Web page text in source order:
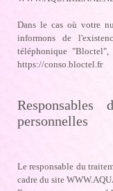
Dans le cas où votre
informons de
téléphonique
https://conso.bloctel.fr
personnelles
Le responsable du
cadre du site